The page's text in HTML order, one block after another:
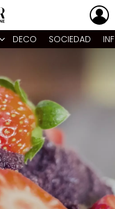
DECO SOCIEDAD